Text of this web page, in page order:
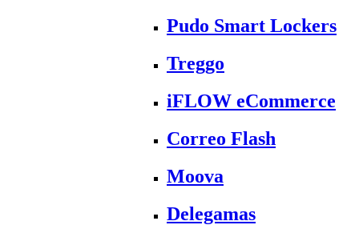
Pudo Smart Lockers
Treggo
iFLOW eCommerce
Correo Flash
Moova
Delegamas